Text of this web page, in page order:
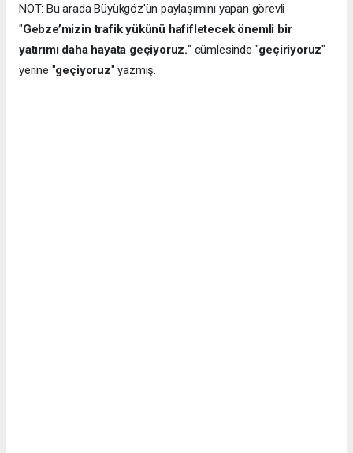
NOT: Bu arada Büyükgöz'ün paylaşımını yapan görevli
"Gebze’mizin trafik yükünü hafifletecek önemli bir
yatırımı daha hayata geçiyoruz." cümlesinde "geçiriyoruz"
yerine "geçiyoruz" yazmış.